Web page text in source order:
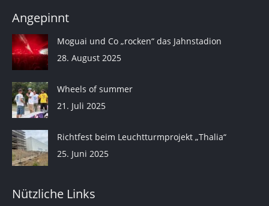
Angepinnt
Moguai und Co „rocken“ das Jahnstadion
28. August 2025
Wheels of summer
21. Juli 2025
Richtfest beim Leuchtturmprojekt „Thalia“
25. Juni 2025
Nützliche Links